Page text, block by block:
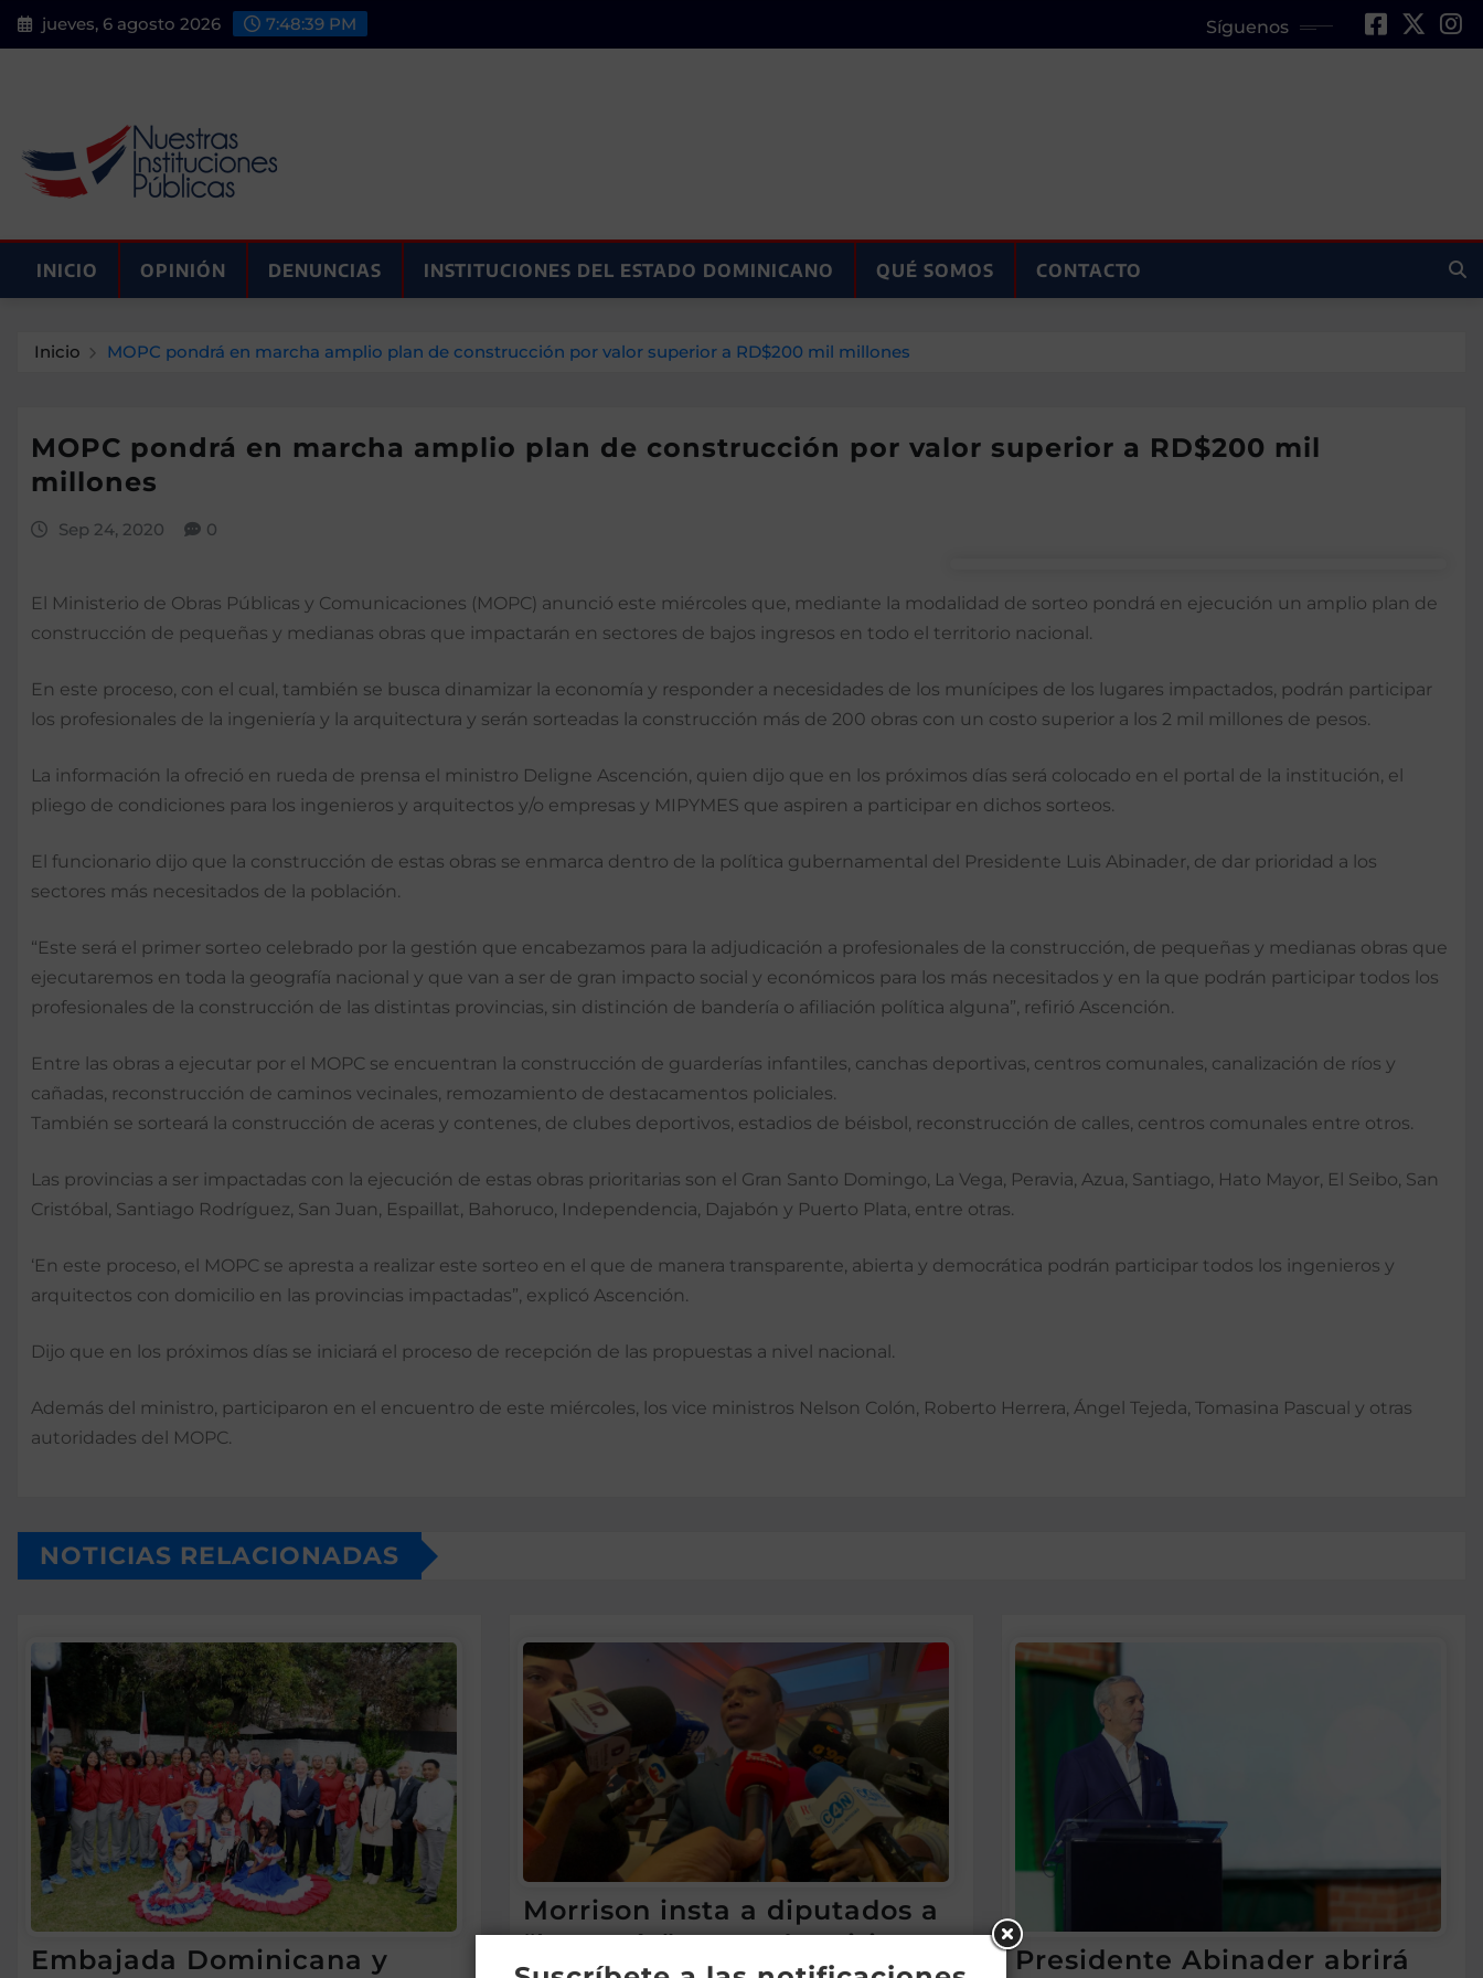
Saltar
al
jueves, 6 agosto 2026 7:48:41 PM Síguenos
INICIO OPINIÓN DENUNCIAS INSTITUCIONES DEL ESTADO DOMINICANO QUÉ SOMOS CONTACTO
Inicio MOPC pondrá en marcha amplio plan de construcción por valor superior a RD$200 mil millones
MOPC pondrá en marcha amplio plan de construcción por valor superior a RD$200 mil
millones
Sep 24, 2020 0
El Ministerio de Obras Públicas y Comunicaciones (MOPC) anunció este miércoles que, mediante la modalidad de sorteo pondrá en ejecución un amplio plan de
construcción de pequeñas y medianas obras que impactarán en sectores de bajos ingresos en todo el territorio nacional.
En este proceso, con el cual, también se busca dinamizar la economía y responder a necesidades de los munícipes de los lugares impactados, podrán participar
los profesionales de la ingeniería y la arquitectura y serán sorteadas la construcción más de 200 obras con un costo superior a los 2 mil millones de pesos.
La información la ofreció en rueda de prensa el ministro Deligne Ascención, quien dijo que en los próximos días será colocado en el portal de la institución, el
pliego de condiciones para los ingenieros y arquitectos y/o empresas y MIPYMES que aspiren a participar en dichos sorteos.
El funcionario dijo que la construcción de estas obras se enmarca dentro de la política gubernamental del Presidente Luis Abinader, de dar prioridad a los
sectores más necesitados de la población.
“Este será el primer sorteo celebrado por la gestión que encabezamos para la adjudicación a profesionales de la construcción, de pequeñas y medianas obras que
ejecutaremos en toda la geografía nacional y que van a ser de gran impacto social y económicos para los más necesitados y en la que podrán participar todos los
profesionales de la construcción de las distintas provincias, sin distinción de bandería o afiliación política alguna”, refirió Ascención.
Entre las obras a ejecutar por el MOPC se encuentran la construcción de guarderías infantiles, canchas deportivas, centros comunales, canalización de ríos y
cañadas, reconstrucción de caminos vecinales, remozamiento de destacamentos policiales.
También se sorteará la construcción de aceras y contenes, de clubes deportivos, estadios de béisbol, reconstrucción de calles, centros comunales entre otros.
Las provincias a ser impactadas con la ejecución de estas obras prioritarias son el Gran Santo Domingo, La Vega, Peravia, Azua, Santiago, Hato Mayor, El Seibo, San
Cristóbal, Santiago Rodríguez, San Juan, Espaillat, Bahoruco, Independencia, Dajabón y Puerto Plata, entre otras.
‘En este proceso, el MOPC se apresta a realizar este sorteo en el que de manera transparente, abierta y democrática podrán participar todos los ingenieros y
arquitectos con domicilio en las provincias impactadas”, explicó Ascención.
Dijo que en los próximos días se iniciará el proceso de recepción de las propuestas a nivel nacional.
Además del ministro, participaron en el encuentro de este miércoles, los vice ministros Nelson Colón, Roberto Herrera, Ángel Tejeda, Tomasina Pascual y otras
autoridades del MOPC.
NOTICIAS RELACIONADAS
Embajada Dominicana y
Morrison insta a diputados a
“leer más” antes de criticar
Presidente Abinader abrirá